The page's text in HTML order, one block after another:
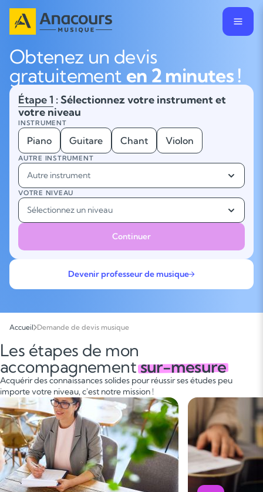
Obtenez un devis
gratuitement en 2 minutes !
Étape 1 : Sélectionnez votre instrument et
votre niveau
INSTRUMENT
Piano Guitare Chant Violon
AUTRE INSTRUMENT
Autre instrument
VOTRE NIVEAU
Sélectionnez un niveau
Continuer
Devenir professeur de musique
Accueil Demande de devis musique
Les étapes de mon
accompagnementsur-mesure
Acquérir des connaissances solides pour réussir ses études peu
importe votre niveau, c'est notre mission !